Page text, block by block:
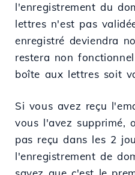
l'enregistrement du
lettres n'est pas
enregistré deviendra
restera non
boîte aux lettres soit
Si vous avez reçu
vous l'avez supprimé,
pas reçu dans les 2
l'enregistrement de